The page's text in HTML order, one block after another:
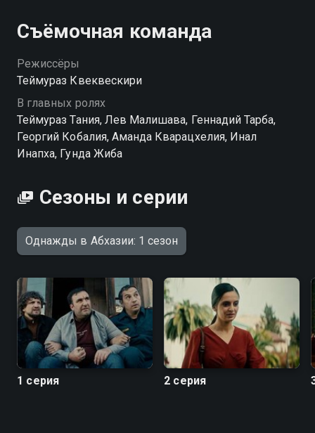
смотрите онлайн в хорошем качестве.
Съёмочная команда
Режиссёры
Теймураз Квеквескири
В главных ролях
Теймураз Тания, Лев Малишава, Геннадий Тарба,
Георгий Кобалия, Аманда Кварацхелия, Инал
Инапха, Гунда Жиба
Сезоны и серии
Однажды в Абхазии: 1 сезон
1 серия 2 серия